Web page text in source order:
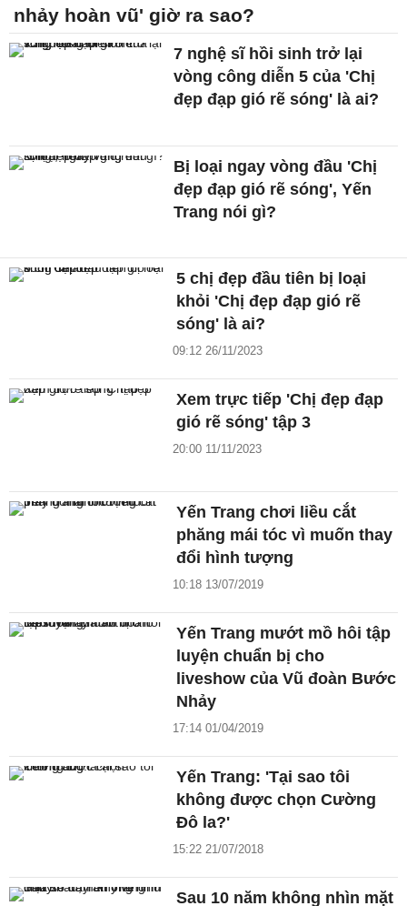
nhảy hoàn vũ' giờ ra sao?
7 nghệ sĩ hồi sinh trở lại
vòng công diễn 5 của 'Chị
đẹp đạp gió rẽ sóng' là ai?
Bị loại ngay vòng đầu 'Chị
đẹp đạp gió rẽ sóng', Yến
Trang nói gì?
5 chị đẹp đầu tiên bị loại
khỏi 'Chị đẹp đạp gió rẽ
sóng' là ai?
09:12 26/11/2023
Xem trực tiếp 'Chị đẹp đạp
gió rẽ sóng' tập 3
20:00 11/11/2023
Yến Trang chơi liều cắt
phăng mái tóc vì muốn thay
đổi hình tượng
10:18 13/07/2019
Yến Trang mướt mồ hôi tập
luyện chuẩn bị cho
liveshow của Vũ đoàn Bước
Nhảy
17:14 01/04/2019
Yến Trang: 'Tại sao tôi
không được chọn Cường
Đô la?'
15:22 21/07/2018
Sau 10 năm không nhìn mặt